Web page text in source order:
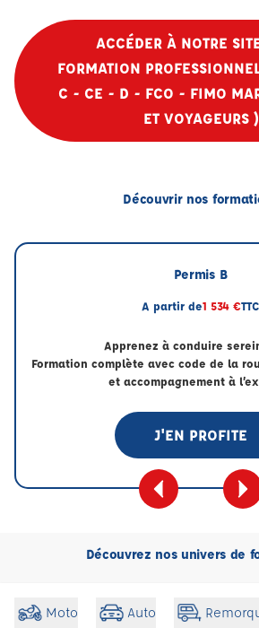
ACCÉDER À NOTRE
FORMATION
C - CE - D - FCO - FIMO
ET VOYAGEURS )
Découvrir nos
Permis B
A partir de1 534 €TTC
Apprenez à conduire
Formation complète avec code de la
et accompagnement à
J'EN PROFITE
Découvrez nos univers de
Moto Auto